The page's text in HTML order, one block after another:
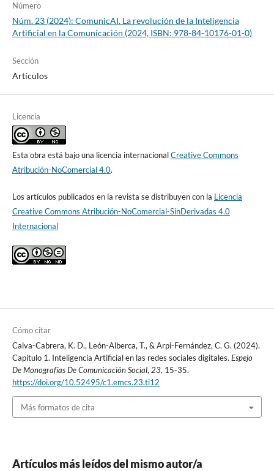
Número
Núm. 23 (2024): ComunicAI. La revolución de la Inteligencia
Artificial en la Comunicación (2024, ISBN: 978-84-10176-01-0)
Sección
Artículos
Licencia
Esta obra está bajo una licencia internacionalCreative Commons
Atribución-NoComercial 4.0.
Los artículos publicados en la revista se distribuyen con la Licencia
Creative Commons Atribución-NoComercial-SinDerivadas 4.0
Internacional
Cómo citar
Calva-Cabrera, K. D., León-Alberca, T., & Arpi-Fernández, C. G. (2024).
Capítulo 1. Inteligencia Artificial en las redes sociales digitales. Espejo
De Monografías De Comunicación Social,23, 15-35.
https://doi.org/10.52495/c1.emcs.23.ti12
Más formatos de cita
Artículos más leídos del mismo autor/a